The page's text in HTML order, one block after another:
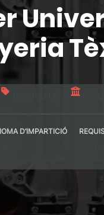
D’IMPARTICIÓ